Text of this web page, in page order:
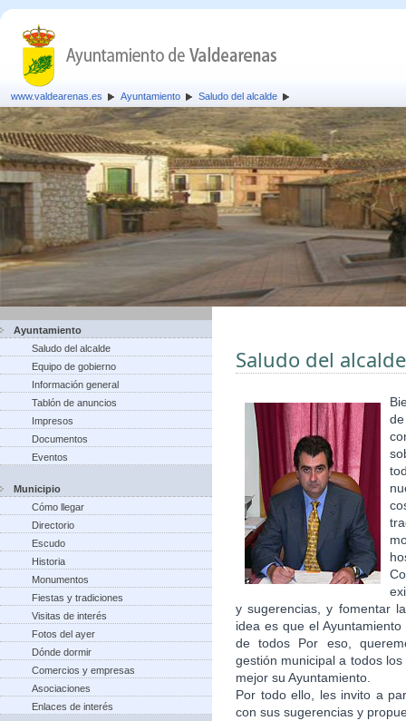
www.valdearenas.es Ayuntamiento Saludo del alcalde
Ayuntamiento
Saludo del alcalde
Equipo de gobierno
Información general
Tablón de anuncios
Impresos
Documentos
Eventos
Municipio
Cómo llegar
Directorio
Escudo
Historia
Monumentos
Fiestas y tradiciones
Visitas de interés
Fotos del ayer
Dónde dormir
Comercios y empresas
Asociaciones
Enlaces de interés
Saludo del alcalde
y sugerencias, y fomentar
idea es que el
de todos Por eso,
gestión municipal a todos
mejor su Ayuntamiento.
Por todo ello, les invito a
con sus sugerencias y